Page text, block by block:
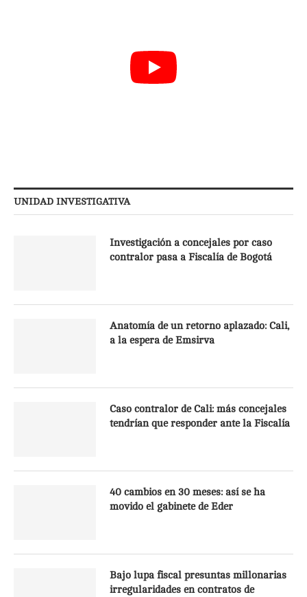
UNIDAD INVESTIGATIVA
Investigación a concejales por caso
contralor pasa a Fiscalía de Bogotá
Anatomía de un retorno aplazado: Cali,
a la espera de Emsirva
Caso contralor de Cali: más concejales
tendrían que responder ante la Fiscalía
40 cambios en 30 meses: así se ha
movido el gabinete de Eder
Bajo lupa fiscal presuntas millonarias
irregularidades en contratos de